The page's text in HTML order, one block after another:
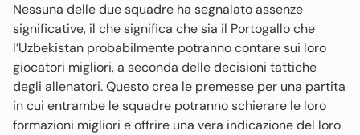
Nessuna delle due squadre ha segnalato assenze
significative, il che significa che sia il Portogallo che
l’Uzbekistan probabilmente potranno contare sui loro
giocatori migliori, a seconda delle decisioni tattiche
degli allenatori. Questo crea le premesse per una partita
in cui entrambe le squadre potranno schierare le loro
formazioni migliori e offrire una vera indicazione del loro